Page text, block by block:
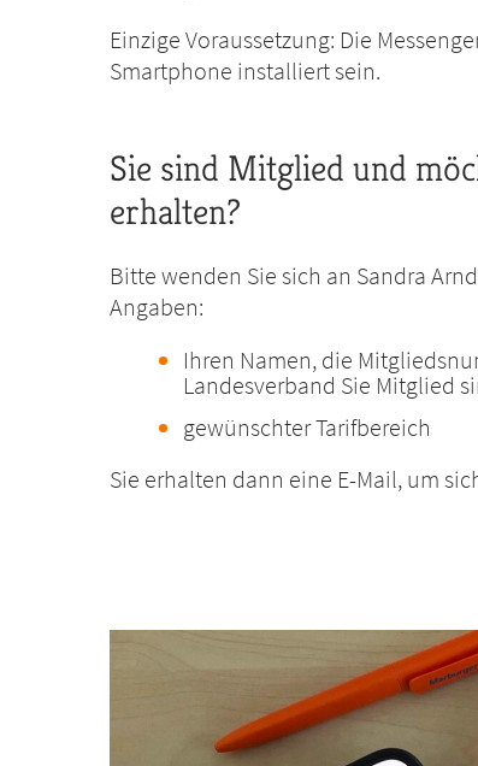
Einzige Voraussetzung: Die
Smartphone installiert sein.
Sie sind Mitglied und
erhalten?
Bitte wenden Sie sich an Sandra
Angaben:
Ihren Namen, die
Landesverband Sie Mitglied
gewünschter Tarifbereich
Sie erhalten dann eine E-Mail, um